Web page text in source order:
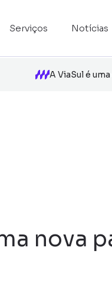
Serviços Notícias
A ViaSul é
nova